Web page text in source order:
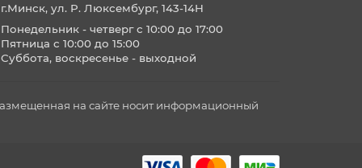
г.Минск, ул. Р. Люксембург, 143-14Н
Понедельник - четверг с 10:00 до 17:00
Пятница с 10:00 до 15:00
Суббота, воскресенье - выходной
на сайте носит информационный